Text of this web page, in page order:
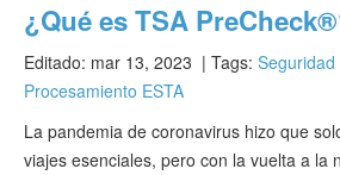
Página de inicio
Solicitud ESTA
¿Qué es ESTA?
¿Qué es TSA
Editado: mar 13, 2023 | Tags:
Procesamiento ESTA
La pandemia de coronavirus hizo que
viajes esenciales, pero con la vuelta a la